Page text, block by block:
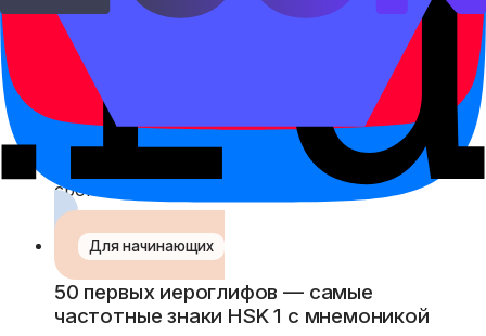
Трудно ли учить китайский — мифы и
реальность
Что в китайском действительно сложно, а что
миф. Сравнение с другими языками, реальные
сроки и истории учеников ChinaChild.
Для начинающих
50 первых иероглифов — самые
частотные знаки HSK 1 с мнемоникой